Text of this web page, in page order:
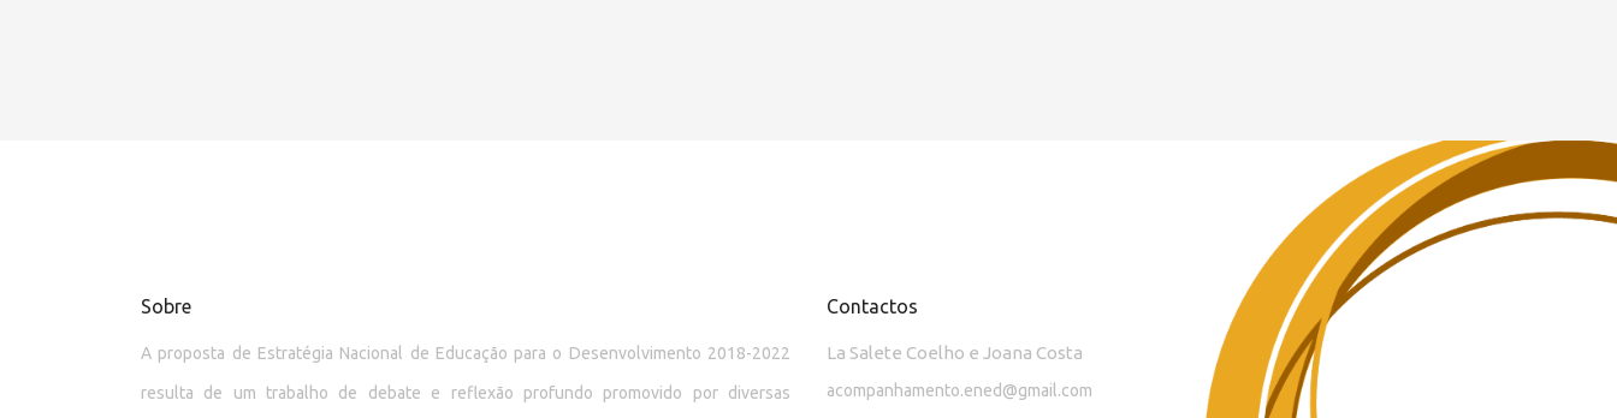
Sobre
A proposta de Estratégia Nacional de Educação para o Desenvolvimento 2018-2022
resulta de um trabalho de debate e reflexão profundo promovido por diversas
Contactos
La Salete Coelho e Joana Costa
acompanhamento.ened@gmail.com